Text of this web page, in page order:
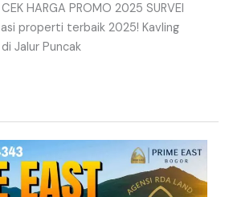
HARGA PROMO 2025 SURVEI
properti terbaik 2025! Kavling
Jalur Puncak